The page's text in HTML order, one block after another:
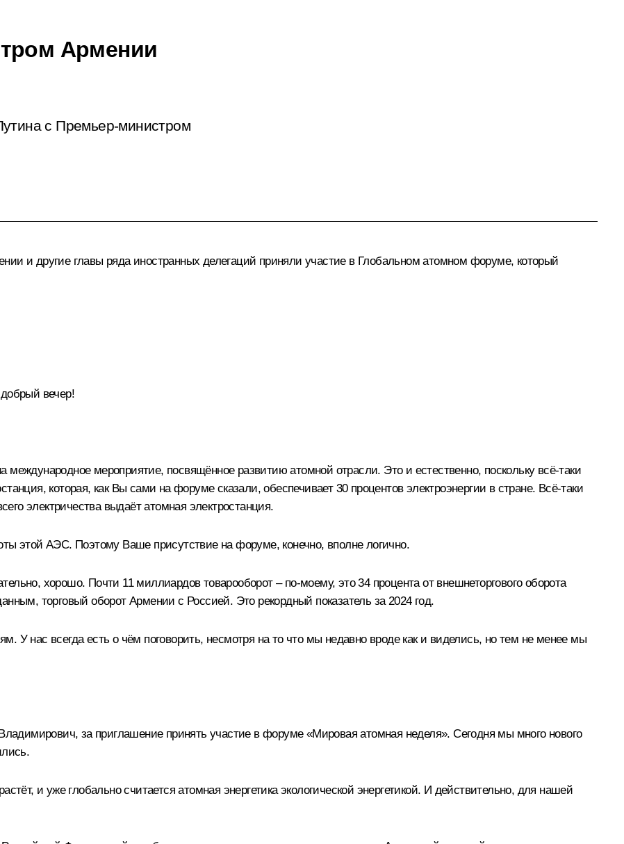
Армении
с Премьер-министром
и другие главы ряда иностранных делегаций приняли участие в Глобальном атомном форуме, который
вечер!
мероприятие, посвящённое развитию атомной отрасли. Это и естественно, поскольку всё-таки
которая, как Вы сами на форуме сказали, обеспечивает 30 процентов электроэнергии в стране. Всё-таки
электричества выдаёт атомная электростанция.
этой АЭС. Поэтому Ваше присутствие на форуме, конечно, вполне логично.
хорошо. Почти 11 миллиардов товарооборот – по-моему, это 34 процента от внешнеторгового оборота
торговый оборот Армении с Россией. Это рекордный показатель за 2024 год.
У нас всегда есть о чём поговорить, несмотря на то что мы недавно вроде как и виделись, но тем не менее мы
за приглашение принять участие вфоруме«Мировая атомная неделя». Сегодня мы много нового
и уже глобально считается атомная энергетика экологической энергетикой. И действительно, для нашей